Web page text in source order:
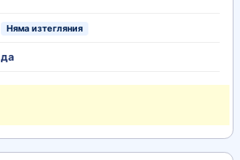
Няма изтегляния
да